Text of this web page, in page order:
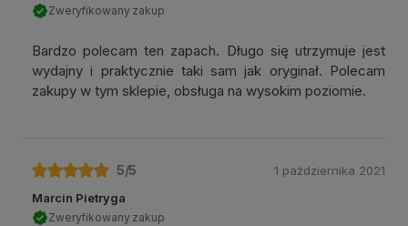
Zweryfikowany zakup
Bardzo polecam ten zapach. Długo się utrzymuje jest
wydajny i praktycznie taki sam jak oryginał. Polecam
zakupy w tym sklepie, obsługa na wysokim poziomie.
5/5
Marcin Pietryga
Zweryfikowany zakup
1 października 2021